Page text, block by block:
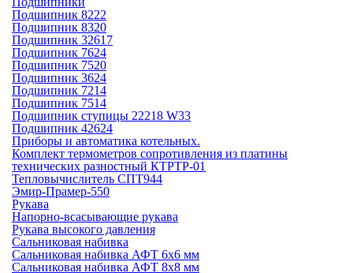
Подшипник 8222
Подшипник 8320
Подшипник 32617
Подшипник 7624
Подшипник 7520
Подшипник 3624
Подшипник 7214
Подшипник 7514
Подшипник ступицы 22218 W33
Подшипник 42624
Приборы и автоматика котельных.
Комплект термометров сопротивления из платины
технических разностный КТРТР-01
Тепловычислитель СПТ944
Эмир-Прамер-550
Рукава
Напорно-всасывающие рукава
Рукава высокого давления
Сальниковая набивка
Сальниковая набивка АФТ 6х6 мм
Сальниковая набивка АФТ 8х8 мм